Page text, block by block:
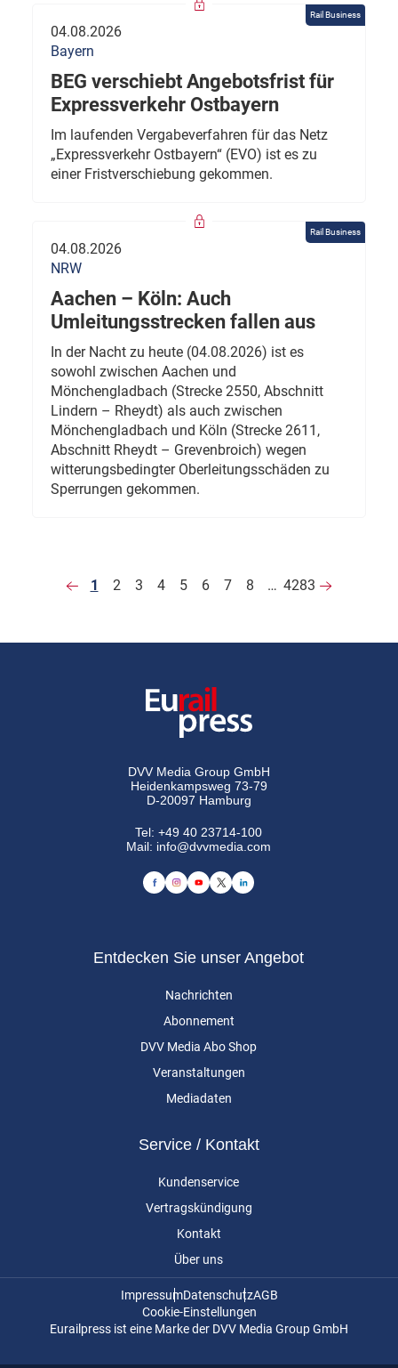
Rail Business
04.08.2026
Bayern
BEG verschiebt Angebotsfrist für
Expressverkehr Ostbayern
Im laufenden Vergabeverfahren für das Netz
„Expressverkehr Ostbayern“ (EVO) ist es zu
einer Fristverschiebung gekommen.
Rail Business
04.08.2026
NRW
Aachen – Köln: Auch
Umleitungsstrecken fallen aus
In der Nacht zu heute (04.08.2026) ist es
sowohl zwischen Aachen und
Mönchengladbach (Strecke 2550, Abschnitt
Lindern – Rheydt) als auch zwischen
Mönchengladbach und Köln (Strecke 2611,
Abschnitt Rheydt – Grevenbroich) wegen
witterungsbedingter Oberleitungsschäden zu
Sperrungen gekommen.
1 2 3 4 5 6 7 8 … 4283
DVV Media Group GmbH
Heidenkampsweg 73-79
D-20097 Hamburg
Tel:+49 40 23714-100
Mail: info@dvvmedia.com
Entdecken Sie unser Angebot
Nachrichten
Abonnement
DVV Media Abo Shop
Veranstaltungen
Mediadaten
Service / Kontakt
Kundenservice
Vertragskündigung
Kontakt
Über uns
ImpressumDatenschutzAGB
Cookie-Einstellungen
Eurailpress ist eine Marke der DVV Media Group GmbH